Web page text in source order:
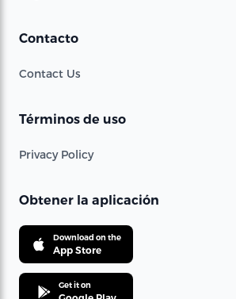
Contacto
Contact Us
Términos de uso
Privacy Policy
Obtener la aplicación
Download on the
App Store
Get it on